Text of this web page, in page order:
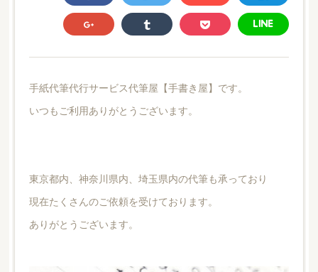
手紙代筆代行サービス代筆屋【手書き屋】です。
いつもご利用ありがとうございます。
東京都内、神奈川県内、埼玉県内の代筆も承っており
現在たくさんのご依頼を受けております。
ありがとうございます。